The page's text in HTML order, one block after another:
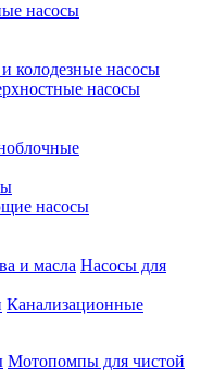
насосы
колодезные насосы
насосы
насосы
Насосы для
Канализационные
Мотопомпы для чистой